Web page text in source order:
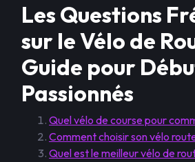
Les Questions
sur le Vélo de
Guide pour
Passionnés
Quel vélo de course pour
Comment choisir son vélo
Quel est le meilleur vélo de